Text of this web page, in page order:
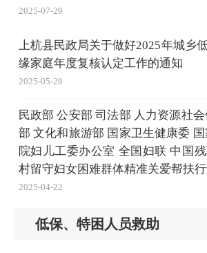
2025-07-29
上杭县民政局关于做好2025年城乡
缘家庭年度复核认定工作的通知
2025-05-28
民政部 公安部 司法部 人力资源社
部 文化和旅游部 国家卫生健康委
院妇儿工委办公室 全国妇联 中国
村留守妇女困难群体精准关爱帮扶
2025-04-22
低保、特困人员救助